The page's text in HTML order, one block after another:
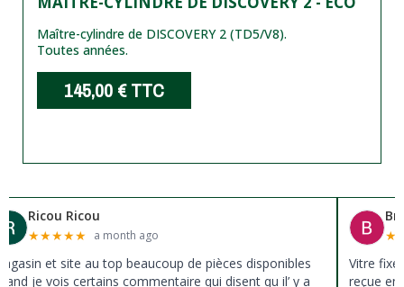
Maître-cylindre de DISCOVERY 2 (TD5/V8).
Toutes années.
145,00 €TTC
Ricou Ricou
★★★★★ a month ago
et site au top beaucoup de pièces disponibles
je vois certains commentaire qui disent qu il’ y a
★
Vitre
reçue